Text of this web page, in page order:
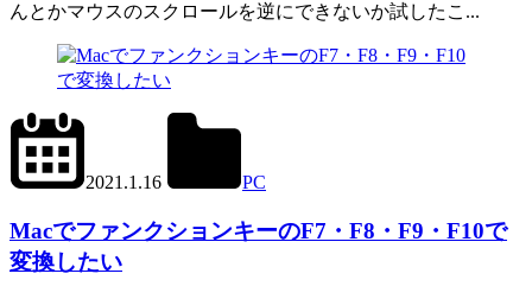
んとかマウスのスクロールを逆にできないか試したこ...
2021.1.16
PC
MacでファンクションキーのF7・F8・F9・F10で
変換したい